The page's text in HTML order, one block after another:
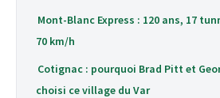
Mont-Blanc Express : 120 ans, 17
70 km/h
Cotignac : pourquoi Brad Pitt et
choisi ce village du Var